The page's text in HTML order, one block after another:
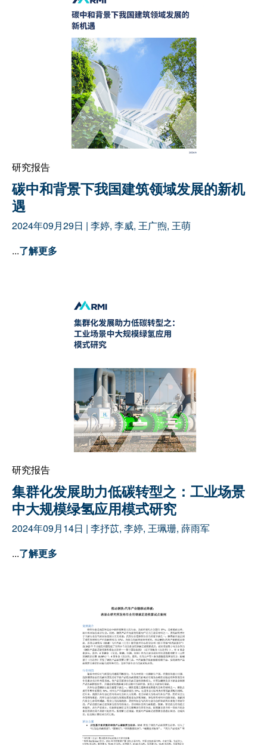
研究报告
碳中和背景下我国建筑领域发展的新机
遇
2024年09月29日 | 李婷, 李威, 王广煦, 王萌
...了解更多
研究报告
集群化发展助力低碳转型之：工业场景
中大规模绿氢应用模式研究
2024年09月14日 | 李抒苡, 李婷, 王珮珊, 薛雨军
...了解更多